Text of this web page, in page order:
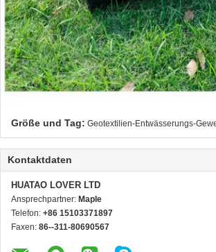
Größe und Tag: Geotextilien-Entwässerungs-
Kontaktdaten
HUATAO LOVER LTD
Ansprechpartner: Maple
Telefon: +86 15103371897
Faxen: 86--311-80690567